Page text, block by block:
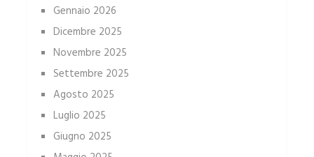
Gennaio 2026
Dicembre 2025
Novembre 2025
Settembre 2025
Agosto 2025
Luglio 2025
Giugno 2025